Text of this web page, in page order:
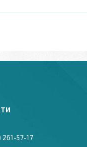
261-57-17